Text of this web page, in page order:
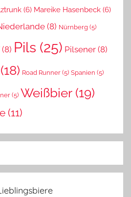
(6) Mareike Hasenbeck (6)
(8) Nürnberg (5)
(8) Pils (25) Pilsener (8)
Road Runner (5) Spanien (5)
(5) Weißbier(19)
(11)